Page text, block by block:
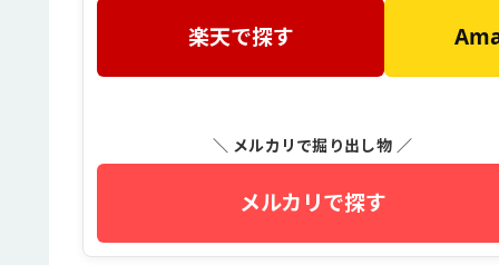
楽天で探す
＼ メルカリで掘り出し物 ／
メルカリで探す